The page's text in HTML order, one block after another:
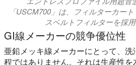
「USCM700」は、フィルターカー
スベルトフィルターを採用
GI線メーカーの競争優位性
亜鉛メッキ線メーカーにとって、
程ではありません。それは生産性